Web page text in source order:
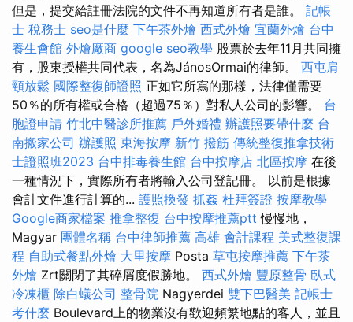
但是，提交給註冊法院的文件不再知道所有者是誰。 記帳
士 稅務士 seo是什麼 下午茶外燴 西式外燴 宜蘭外燴 台中
養生會館 外燴廠商 google seo教學 股票於去年11月共同擁
有，股東授權共同代表，名為JánosOrmai的律師。 西屯肩
頸放鬆 國際整復師證照 正如它所寫的那樣，法律僅需要
50％的所有權或合格（超過75％）對私人公司的影響。 台
胞證申請 竹北中醫診所推薦 戶外婚禮 辦護照要帶什麼 台
南搬家公司 辦護照 東海按摩 新竹 撥筋 傳統整復推拿技術
士證照班2023 台中排毒養生館 台中按摩店 北區按摩 在後
一種情況下，實際所有者將輸入公司登記冊。 以前是根據
會計文件進行計算的... 護照換發 抓姦 杜拜簽證 按摩教學
Google商家檔案 推拿整復 台中按摩推薦ptt 慢慢地，
Magyar 團體名稱 台中律師推薦 高雄 會計課程 美式整復課
程 自助式餐點外燴 大里按摩 Posta 草屯按摩推薦 下午茶
外燴 Zrt關閉了其碎屑度假勝地。 西式外燴 豐原整骨 臥式
冷凍櫃 除白蟻公司 整骨院 Nagyerdei 雙下巴醫美 記帳士
考什麼 Boulevard上的物業沒有歡迎頻繁地點的客人，並且